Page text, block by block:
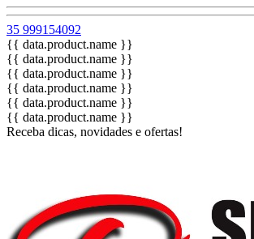
35 999154092
{{ data.product.name }}
{{ data.product.name }}
{{ data.product.name }}
{{ data.product.name }}
{{ data.product.name }}
{{ data.product.name }}
Receba dicas, novidades e ofertas!